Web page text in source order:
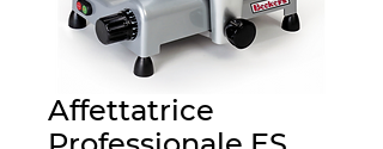
Affettatrice